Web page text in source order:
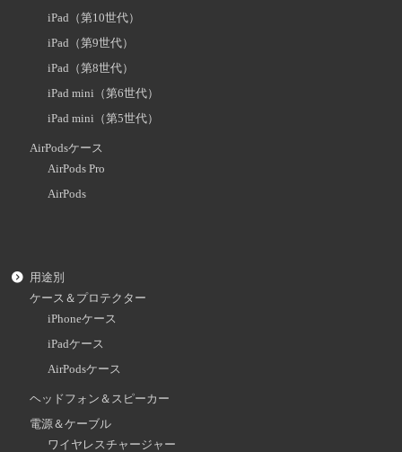
iPad（第10世代）
iPad（第9世代）
iPad（第8世代）
iPad mini（第6世代）
iPad mini（第5世代）
AirPodsケース
AirPods Pro
AirPods
用途別
ケース＆プロテクター
iPhoneケース
iPadケース
AirPodsケース
ヘッドフォン＆スピーカー
電源＆ケーブル
ワイヤレスチャージャー